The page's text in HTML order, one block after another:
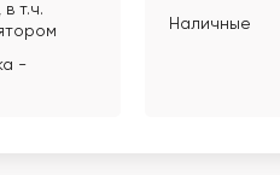
т.ч.
-
Наличные